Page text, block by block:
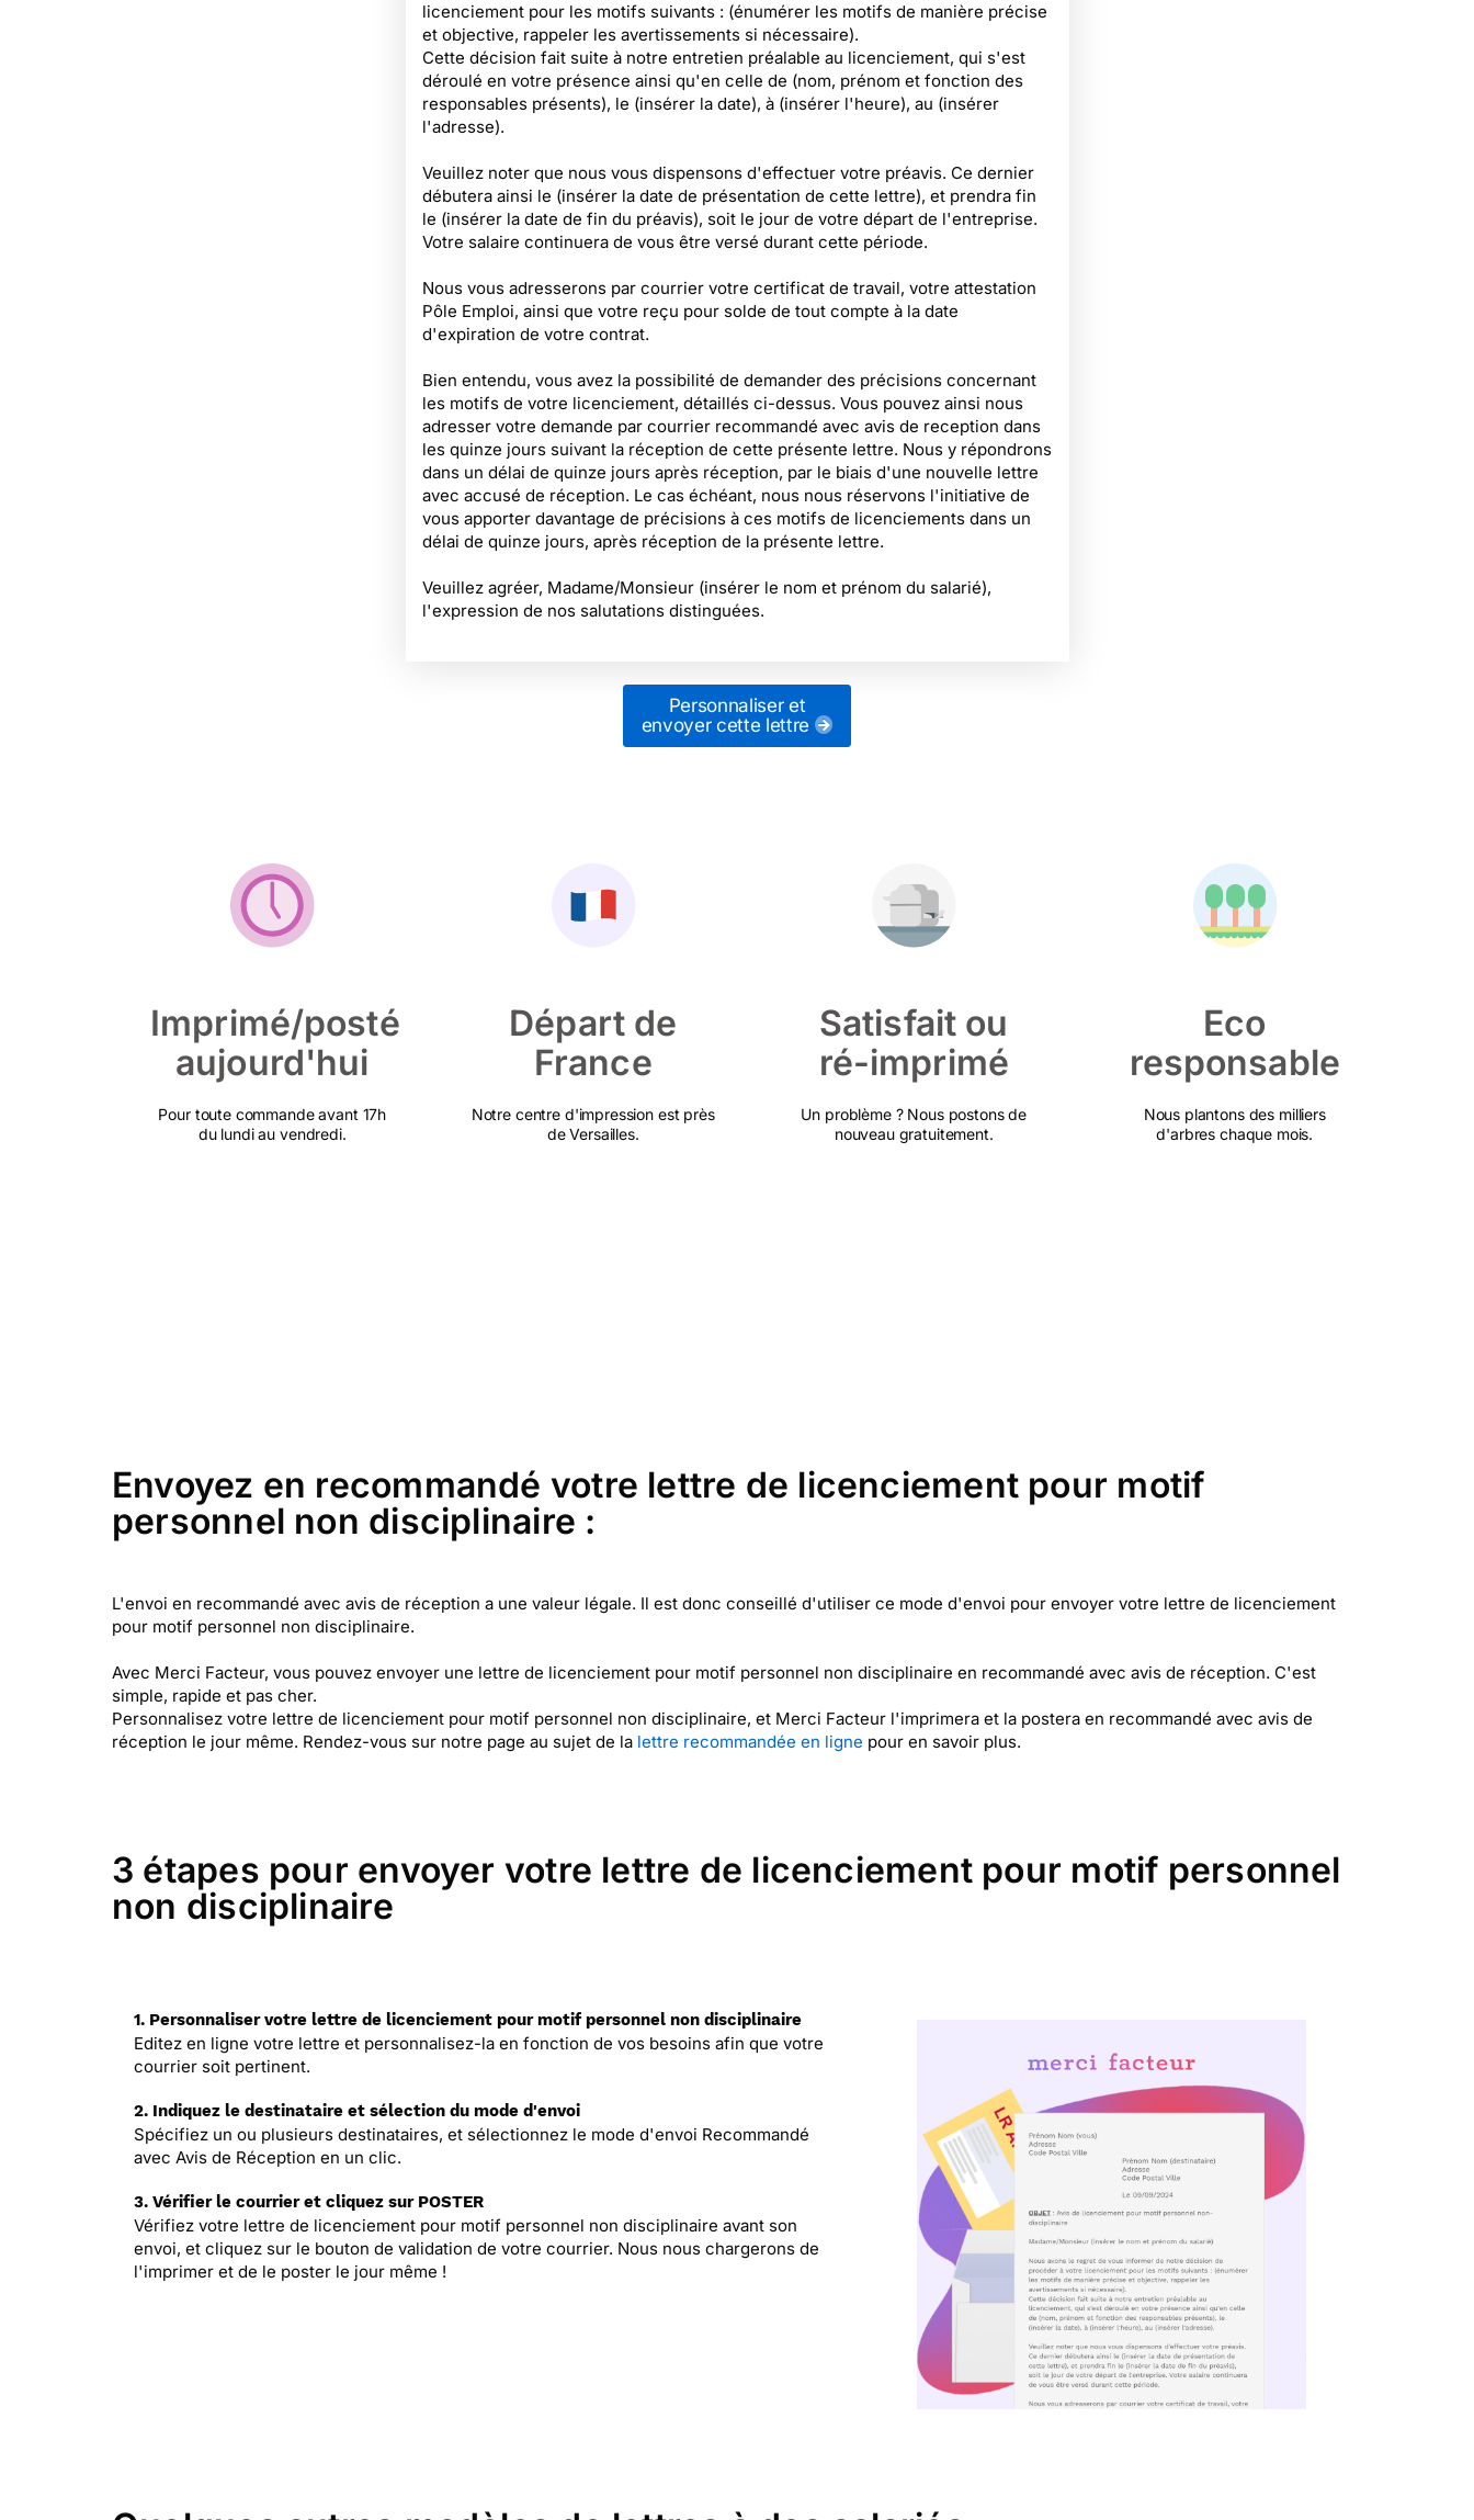
licenciement pour les motifs suivants : (énumérer les motifs de manière précise
et objective, rappeler les avertissements si nécessaire).
Cette décision fait suite à notre entretien préalable au licenciement, qui s'est
déroulé en votre présence ainsi qu'en celle de (nom, prénom et fonction des
responsables présents), le (insérer la date), à (insérer l'heure), au (insérer
l'adresse).
Veuillez noter que nous vous dispensons d'effectuer votre préavis. Ce dernier
débutera ainsi le (insérer la date de présentation de cette lettre), et prendra fin
le (insérer la date de fin du préavis), soit le jour de votre départ de l'entreprise.
Votre salaire continuera de vous être versé durant cette période.
Nous vous adresserons par courrier votre certificat de travail, votre attestation
Pôle Emploi, ainsi que votre reçu pour solde de tout compte à la date
d'expiration de votre contrat.
Bien entendu, vous avez la possibilité de demander des précisions concernant
les motifs de votre licenciement, détaillés ci-dessus. Vous pouvez ainsi nous
adresser votre demande par courrier recommandé avec avis de reception dans
les quinze jours suivant la réception de cette présente lettre. Nous y répondrons
dans un délai de quinze jours après réception, par le biais d'une nouvelle lettre
avec accusé de réception. Le cas échéant, nous nous réservons l'initiative de
vous apporter davantage de précisions à ces motifs de licenciements dans un
délai de quinze jours, après réception de la présente lettre.
Veuillez agréer, Madame/Monsieur (insérer le nom et prénom du salarié),
l'expression de nos salutations distinguées.
Personnaliser et
envoyer cette lettre
Imprimé/posté
aujourd'hui
Pour toute commande avant 17h
du lundi au vendredi.
Départ de
France
Notre centre d'impression est près
de Versailles.
Satisfait ou
ré-imprimé
Un problème ? Nous postons de
nouveau gratuitement.
Eco
responsable
Nous plantons des milliers
d'arbres chaque mois.
Envoyez en recommandé votre lettre de licenciement pour motif
personnel non disciplinaire :
L'envoi en recommandé avec avis de réception a une valeur légale. Il est donc conseillé d'utiliser ce mode d'envoi pour envoyer votre lettre de licenciement
pour motif personnel non disciplinaire.
Avec Merci Facteur, vous pouvez envoyer une lettre de licenciement pour motif personnel non disciplinaire en recommandé avec avis de réception. C'est
simple, rapide et pas cher.
Personnalisez votre lettre de licenciement pour motif personnel non disciplinaire, et Merci Facteur l'imprimera et la postera en recommandé avec avis de
réception le jour même. Rendez-vous sur notre page au sujet de la lettre recommandée en ligne pour en savoir plus.
3 étapes pour envoyer votre lettre de licenciement pour motif personnel
non disciplinaire
1. Personnaliser votre lettre de licenciement pour motif personnel non disciplinaire
Editez en ligne votre lettre et personnalisez-la en fonction de vos besoins afin que votre
courrier soit pertinent.
2. Indiquez le destinataire et sélection du mode d'envoi
Spécifiez un ou plusieurs destinataires, et sélectionnez le mode d'envoi Recommandé
avec Avis de Réception en un clic.
3. Vérifier le courrier et cliquez sur POSTER
Vérifiez votre lettre de licenciement pour motif personnel non disciplinaire avant son
envoi, et cliquez sur le bouton de validation de votre courrier. Nous nous chargerons de
l'imprimer et de le poster le jour même !